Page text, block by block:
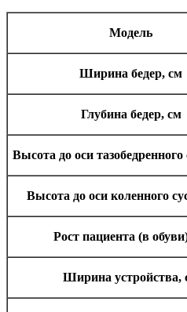
Модель
Ширина бедер, см
Глубина бедер, см
Высота до оси тазобедренного
Высота до оси коленного
Рост пациента (в
Ширина устройства,